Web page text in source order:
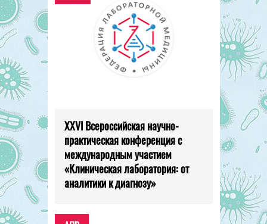
XXVI Всероссийская научно-
практическая конференция с
международным участием
«Клиническая лаборатория: от
аналитики к диагнозу»